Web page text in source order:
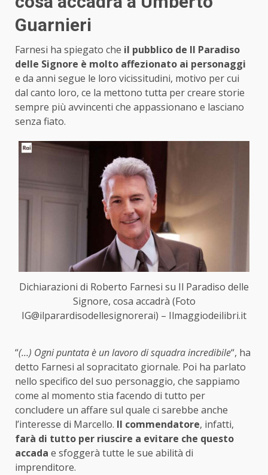
Guarnieri
Farnesi ha spiegato che il pubblico de Il Paradiso
delle Signore è molto affezionato ai personaggi
e da anni segue le loro vicissitudini, motivo per cui
dal canto loro, ce la mettono tutta per creare storie
sempre più avvincenti che appassionano e lasciano
senza fiato.
Dichiarazioni di Roberto Farnesi su Il Paradiso delle
Signore, cosa accadrà (Foto
IG@ilparardisodellesignorerai) – Ilmaggiodeilibri.it
“(…) Ogni puntata è un lavoro di squadra incredibile“, ha
detto Farnesi al sopracitato giornale. Poi ha parlato
nello specifico del suo personaggio, che sappiamo
come al momento stia facendo di tutto per
concludere un affare sul quale ci sarebbe anche
l’interesse di Marcello. Il commendatore, infatti,
farà di tutto per riuscire a evitare che questo
accada e sfoggerà tutte le sue abilità di
imprenditore.